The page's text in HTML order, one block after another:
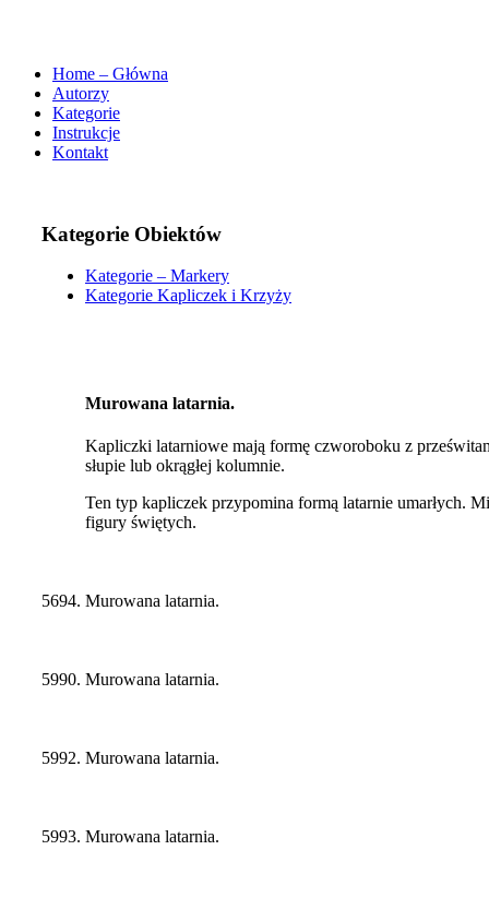
Home – Główna
Autorzy
Kategorie
Instrukcje
Kontakt
Kategorie Obiektów
Kategorie – Markery
Kategorie Kapliczek i Krzyży
Murowana latarnia.
Kapliczki latarniowe mają formę czworoboku z
słupie lub okrągłej kolumnie.
Ten typ kapliczek przypomina formą latarnie umarłych.
figury świętych.
5694. Murowana latarnia.
5990. Murowana latarnia.
5992. Murowana latarnia.
5993. Murowana latarnia.